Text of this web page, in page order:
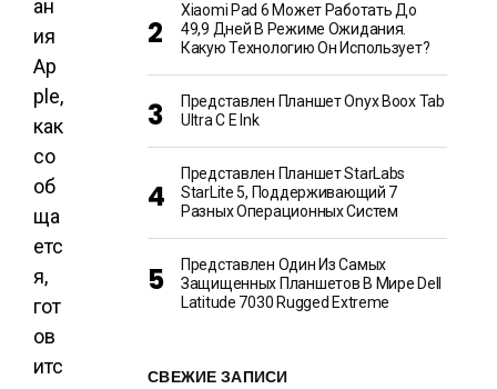
ан
ия
Ap
ple,
как
со
об
ща
етс
я,
гот
ов
итс
Xiaomi Pad 6 Может Работать До
49,9 Дней В Режиме Ожидания.
Какую Технологию Он Использует?
Представлен Планшет Onyx Boox Tab
Ultra C E Ink
Представлен Планшет StarLabs
StarLite 5, Поддерживающий 7
Разных Операционных Систем
Представлен Один Из Самых
Защищенных Планшетов В Мире Dell
Latitude 7030 Rugged Extreme
СВЕЖИЕ ЗАПИСИ